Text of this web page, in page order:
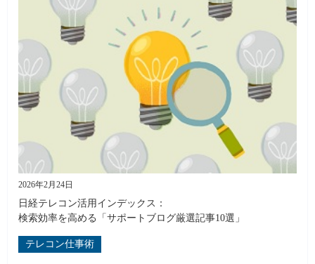
2026年2月24日
日経テレコン活用インデックス：
検索効率を高める「サポートブログ厳選記事10選」
テレコン仕事術